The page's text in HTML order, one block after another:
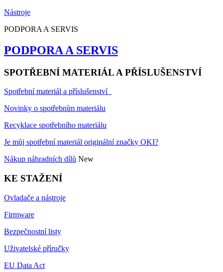
Nástroje
PODPORA A SERVIS
PODPORA A SERVIS
SPOTŘEBNÍ MATERIÁL A PŘÍSLUŠENSTVÍ
Spotřební materiál a příslušenství
Novinky o spotřebním materiálu
Recyklace spotřebního materiálu
Je můj spotřební materiál originální značky OKI?
Nákup náhradních dílů New
KE STAŽENÍ
Ovladače a nástroje
Firmware
Bezpečnostní listy
Uživatelské příručky
EU Data Act